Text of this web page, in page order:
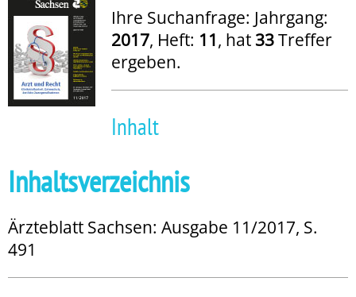
Ihre Suchanfrage: Jahrgang:
2017, Heft: 11, hat 33Treffer
ergeben.
Inhalt
Inhaltsverzeichnis
Ärzteblatt Sachsen: Ausgabe 11/2017, S.
491